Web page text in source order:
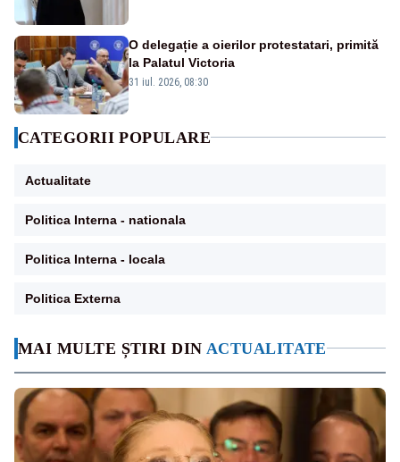
MAI MULTE ȘTIRI DIN ACTUALITATE
O delegație a oierilor protestatari, primită
la Palatul Victoria
31 iul. 2026, 08:30
CATEGORII POPULARE
Actualitate
Politica Interna - nationala
Politica Interna - locala
Politica Externa